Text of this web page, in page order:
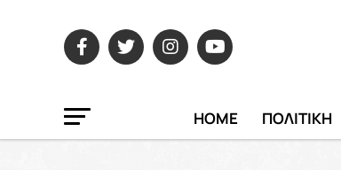
HOME ΠΟΛΙΤΙΚΗ